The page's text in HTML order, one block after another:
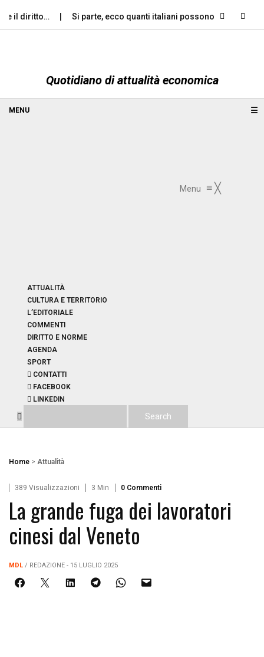
il diritto… Si parte, ecco quanti italiani possono permettersi
Quotidiano di attualità economica
Menu ≡ ╳
ATTUALITÀ
CULTURA E TERRITORIO
L’EDITORIALE
COMMENTI
DIRITTO E NORME
AGENDA
SPORT
CONTATTI
FACEBOOK
LINKEDIN
☰
Home > Attualità
389 Visualizzazioni 3 Min 0 Commenti
La grande fuga dei lavoratori
cinesi dal Veneto
MDL / REDAZIONE - 15 LUGLIO 2025